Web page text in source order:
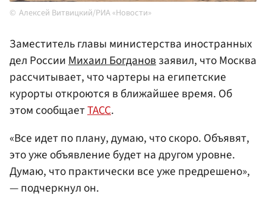
Алексей Витвицкий/РИА «Новости»
Заместитель главы министерства иностранных
дел РоссииМихаил Богдановзаявил, что Москва
рассчитывает, что чартеры на египетские
курорты откроются в ближайшее время. Об
этом сообщаетТАСС.
«Все идет по плану, думаю, что скоро. Объявят,
это уже объявление будет на другом уровне.
Думаю, что практически все уже предрешено»,
— подчеркнул он.